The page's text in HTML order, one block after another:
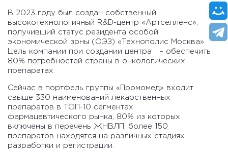
В 2023 году был создан собственный
высокотехнологичный R&D-центр «Артселленс»,
получивший статус резидента особой
экономической зоны (ОЭЗ) «Технополис Москва».
Цель компании при создании центра – обеспечить
80% потребностей страны в онкологических
препаратах.
Сейчас в портфель группы «Промомед» входит
свыше 330 наименований лекарственных
препаратов в ТОП-10 сегментах
фармацевтического рынка, 80% из которых
включены в перечень ЖНВЛП, более 150
препаратов находятся на различных стадиях
разработки и регистрации.